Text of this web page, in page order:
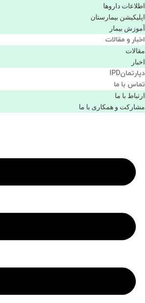
اطلاعات دارو‌ها
اپليكيشن بيمارستان
آموزش بیمار
اخبار و مقالات
مقالات
اخبار
دپارتمانIPD
تماس با ما
ارتباط با ما
مشاركت و همكاری با ما